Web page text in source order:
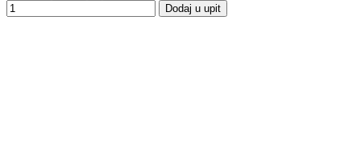
Dodaj u upit